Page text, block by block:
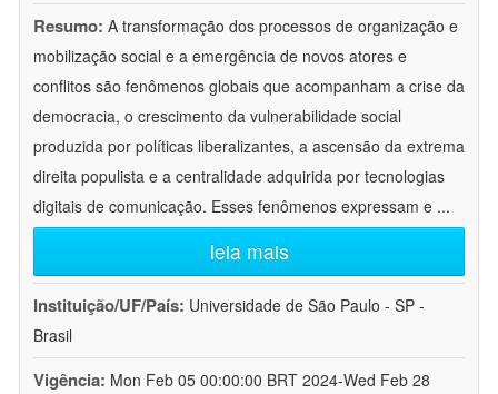
Resumo: A transformação dos processos de organização e
mobilização social e a emergência de novos atores e
conflitos são fenômenos globais que acompanham a crise da
democracia, o crescimento da vulnerabilidade social
produzida por políticas liberalizantes, a ascensão da extrema
direita populista e a centralidade adquirida por tecnologias
digitais de comunicação. Esses fenômenos expressam e ...
leia mais
Instituição/UF/País: Universidade de São Paulo - SP -
Brasil
Vigência: Mon Feb 05 00:00:00 BRT 2024-Wed Feb 28